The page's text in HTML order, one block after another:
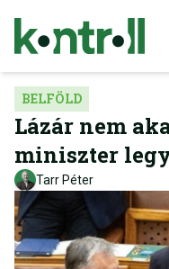
BELFÖLD
Lázár nem
miniszter
Tarr Péter